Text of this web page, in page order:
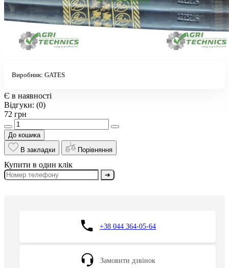
Виробник: GATES
Є в наявності
Відгуки: (0)
72 грн
До кошика
В закладки
Порівняння
Купити в один клік
➔
+38 044 364-05-64
Замовити дзвінок